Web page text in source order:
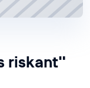
riskant"